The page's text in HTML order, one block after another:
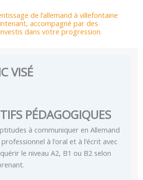
de l’allemand à villefontaine
accompagné par des
dans votre progression.
VISÉ
PÉDAGOGIQUES
à communiquer en Allemand
à l’oral et à l’écrit avec
le niveau A2, B1 ou B2 selon